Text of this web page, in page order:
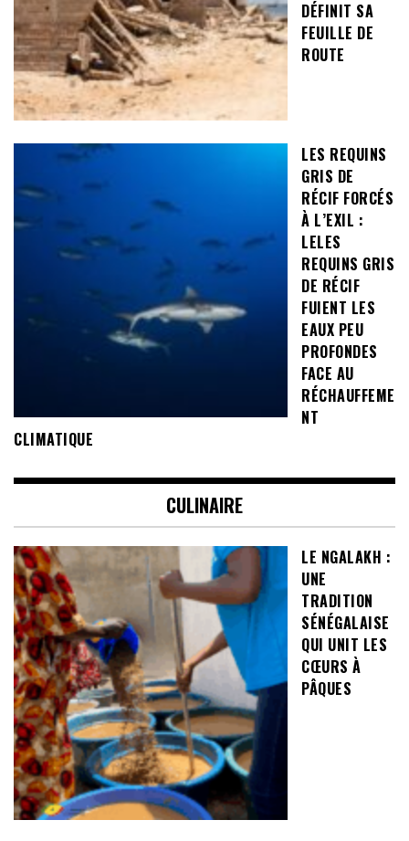
DÉFINIT SA
FEUILLE DE
ROUTE
LES REQUINS
GRIS DE
RÉCIF FORCÉS
À L’EXIL :
LELES
REQUINS GRIS
DE RÉCIF
FUIENT LES
EAUX PEU
PROFONDES
FACE AU
RÉCHAUFFEME
NT
CLIMATIQUE
CULINAIRE
LE NGALAKH :
UNE
TRADITION
SÉNÉGALAISE
QUI UNIT LES
CŒURS À
PÂQUES